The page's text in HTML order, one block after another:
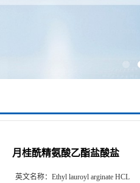
月桂酰精氨酸乙酯盐酸盐
英文名称： Ethyl lauroyl arginate HCL